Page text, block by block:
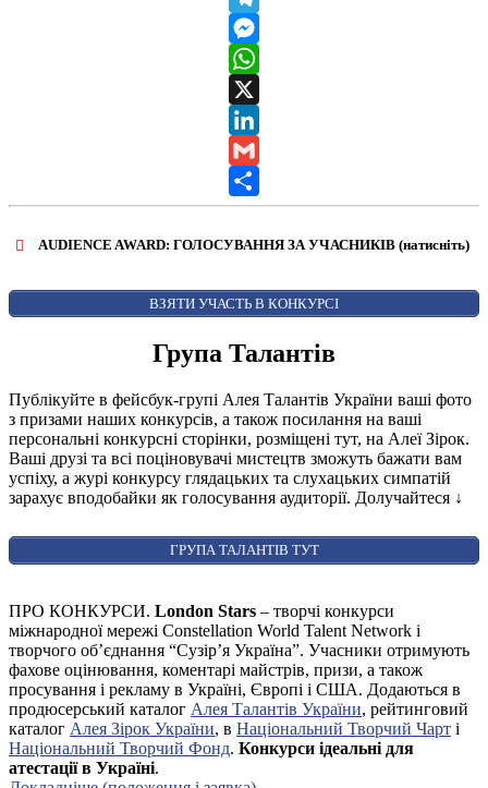
Telegram
Messenger
WhatsApp
X
LinkedIn
Gmail
Share
AUDIENCE AWARD: ГОЛОСУВАННЯ ЗА УЧАСНИКІВ (натисніть)
AUDIENCE AWARD
ВЗЯТИ УЧАСТЬ В КОНКУРСІ
Група Талантів
Публікуйте в фейсбук-групі Алея Талантів України ваші фото
з призами наших конкурсів, а також посилання на ваші
персональні конкурсні сторінки, розміщені тут, на Алеї Зірок.
Ваші друзі та всі поціновувачі мистецтв зможуть бажати вам
успіху, а журі конкурсу глядацьких та слухацьких симпатій
зарахує вподобайки як голосування аудиторії. Долучайтеся ↓
ГРУПА ТАЛАНТІВ ТУТ
ПРО КОНКУРСИ. London Stars – творчі конкурси
міжнародної мережі Constellation World Talent Network і
творчого об’єднання “Сузір’я Україна”. Учасники отримують
фахове оцінювання, коментарі майстрів, призи, а також
просування і рекламу в Україні, Європі і США. Додаються в
продюсерський каталог Алея Талантів України, рейтинговий
каталог Алея Зірок України, в Національний Творчий Чарт і
Національний Творчий Фонд. Конкурси ідеальні для
атестації в Україні.